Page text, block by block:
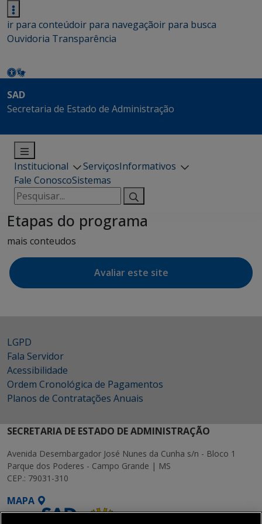
ir para conteúdoir para navegaçãoir para busca
Ouvidoria Transparência
SAD
Secretaria de Estado de Administração
Institucional ServiçosInformativos
Fale ConoscoSistemas
Pesquisar
por:
Etapas do programa
mais conteudos
Avaliar este site
LGPD
Fala Servidor
Acessibilidade
Ordem Cronológica de Pagamentos
Planos de Contratações Anuais
SECRETARIA DE ESTADO DE ADMINISTRAÇÃO
Avenida Desembargador José Nunes da Cunha s/n - Bloco 1
Parque dos Poderes - Campo Grande | MS
CEP.: 79031-310
MAPA